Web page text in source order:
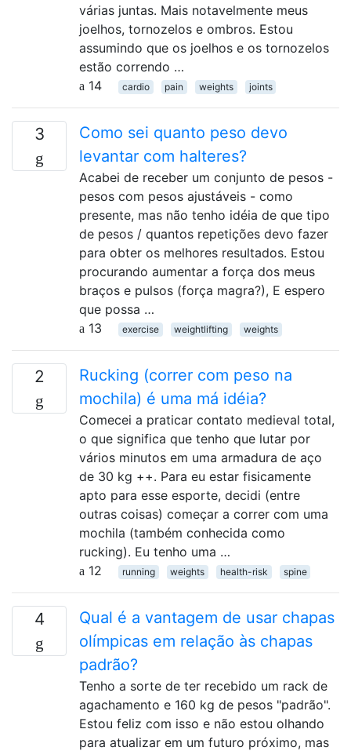
várias juntas. Mais notavelmente meus
joelhos, tornozelos e ombros. Estou
assumindo que os joelhos e os tornozelos
estão correndo …
14
cardio pain weights joints
3
Como sei quanto peso devo
levantar com halteres?
Acabei de receber um conjunto de pesos -
pesos com pesos ajustáveis ​​- como
presente, mas não tenho idéia de que tipo
de pesos / quantos repetições devo fazer
para obter os melhores resultados. Estou
procurando aumentar a força dos meus
braços e pulsos (força magra?), E espero
que possa …
13
exercise weightlifting weights
2
Rucking (correr com peso na
mochila) é uma má idéia?
Comecei a praticar contato medieval total,
o que significa que tenho que lutar por
vários minutos em uma armadura de aço
de 30 kg ++. Para eu estar fisicamente
apto para esse esporte, decidi (entre
outras coisas) começar a correr com uma
mochila (também conhecida como
rucking). Eu tenho uma …
12
running weights health-risk spine
4
Qual é a vantagem de usar chapas
olímpicas em relação às chapas
padrão?
Tenho a sorte de ter recebido um rack de
agachamento e 160 kg de pesos "padrão".
Estou feliz com isso e não estou olhando
para atualizar em um futuro próximo, mas